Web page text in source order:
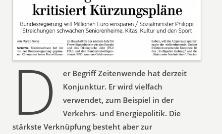
D
er Begriff Zeitenwende hat derzeit
Konjunktur. Er wird vielfach
verwendet, zum Beispiel in der
Verkehrs- und Energiepolitik. Die
stärkste Verknüpfung besteht aber zur